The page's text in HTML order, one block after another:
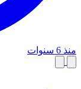
منذ 6 سنوات